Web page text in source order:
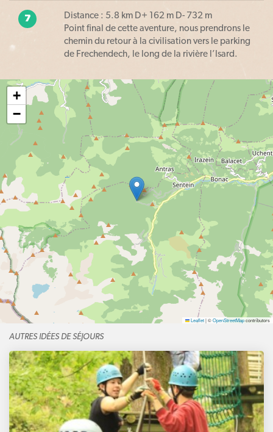
7
Distance : 5.8 km D+ 162 m D- 732 m
Point final de cette aventure, nous prendrons le
chemin du retour à la civilisation vers le parking
de Frechendech, le long de la rivière l’Isard.
+
−
Leaflet|©OpenStreetMapcontributors
AUTRES IDÉES DE SÉJOURS